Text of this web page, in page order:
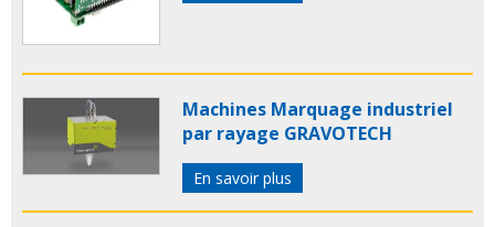
Machines Marquage industriel
par rayage GRAVOTECH
En savoir plus